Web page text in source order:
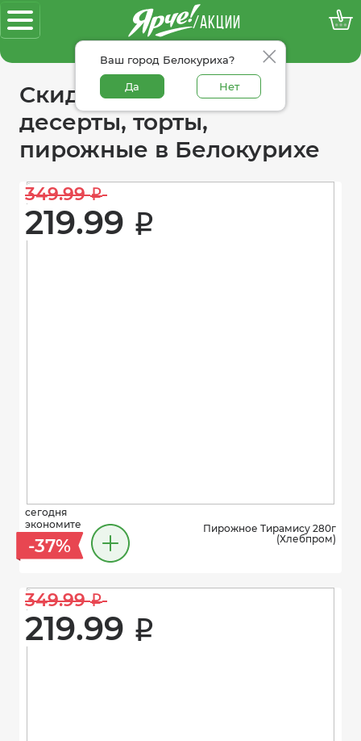
/АКЦИИ
Ваш город Белокуриха?
Да Нет
100% достоверные акции
Скидки в категории
десерты, торты,
пирожные в Белокурихе
349.99 i
219.99 i
сегодня
экономите
-37%
Пирожное Тирамису 280г
(Хлебпром)
349.99 i
219.99 i